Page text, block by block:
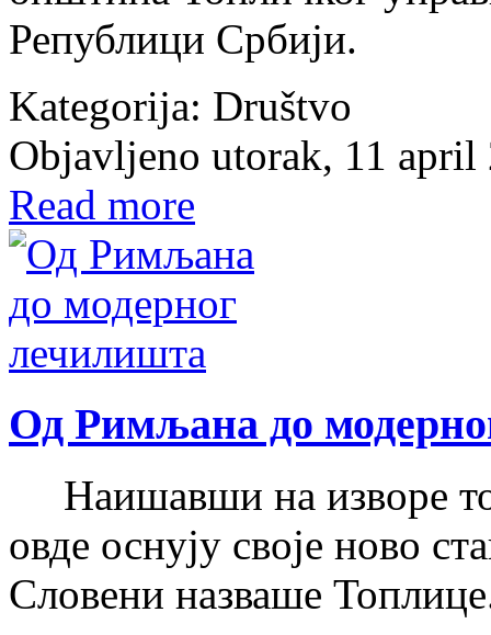
Републици Србији.
Kategorija: Društvo
Objavljeno utorak, 11 april
Read more
Од Римљана до
Наишавши на изворе
овде оснују своје ново
Словени назваше